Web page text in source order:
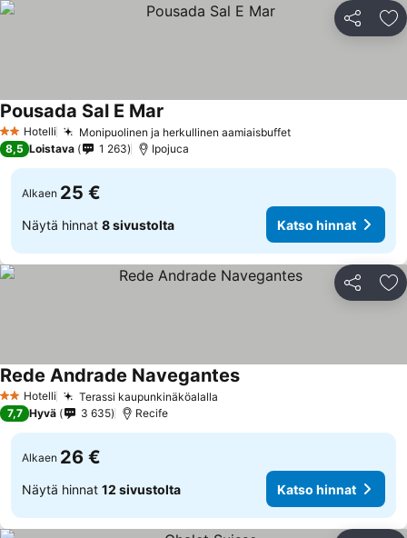
Jaa
2 Tähtiluokitus
Hotelli Monipuolinen ja herkullinen aamiaisbuffet
Pousada Sal E Mar
8,5 Loistava 1 263 Ipojuca
Alkaen 25 €
Näytä hinnat 8 sivustolta Katso hinnat
Jaa
2 Tähtiluokitus
Hotelli Terassi kaupunkinäköalalla
Rede Andrade Navegantes
7,7 Hyvä 3 635 Recife
Alkaen 26 €
Näytä hinnat 12 sivustolta Katso hinnat